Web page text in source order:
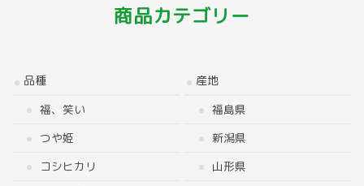
商品カテゴリー
品種
福、笑い
つや姫
コシヒカリ
産地
福島県
新潟県
山形県